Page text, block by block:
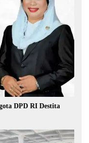
DPD RI Destita